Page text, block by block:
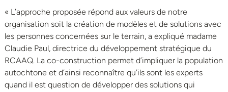
« L’approche proposée répond aux valeurs de notre
organisation soit la création de modèles et de solutions avec
les personnes concernées sur le terrain, a expliqué madame
Claudie Paul, directrice du développement stratégique du
RCAAQ. La co-construction permet d’impliquer la population
autochtone et d’ainsi reconnaître qu’ils sont les experts
quand il est question de développer des solutions qui